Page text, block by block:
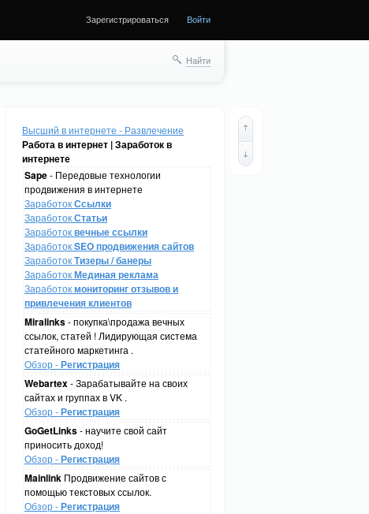
Зарегистрироваться Войти
Найти
Высший в интернете - Развлечение
Работа в интернет | Заработок в
интернете
Sape- Передовые технологии
продвижения в интернете
ЗаработокСсылки
ЗаработокСтатьи
Заработоквечные ссылки
ЗаработокSEO продвижения сайтов
ЗаработокТизеры / банеры
ЗаработокМединая реклама
Заработокмониторинг отзывов и
привлечения клиентов
Miralinks- покупка\продажа вечных
ссылок, статей ! Лидирующая система
статейного маркетинга .
Обзор -Регистрация
Webartex- Зарабатывайте на своих
сайтах и группах в VK .
Обзор -Регистрация
GoGetLinks- научите свой сайт
приносить доход!
Обзор -Регистрация
Mainlink Продвижение сайтов с
помощью текстовых ссылок.
Обзор -Регистрация